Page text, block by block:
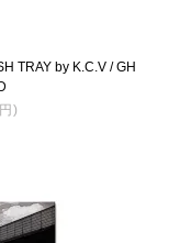
TRAY by K.C.V / GH
)